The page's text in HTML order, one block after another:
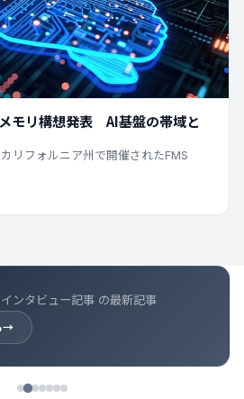
モリ構想発表 AI基盤の帯域と
リフォルニア州で開催されたFMS
リア記事 の最新記事
る→